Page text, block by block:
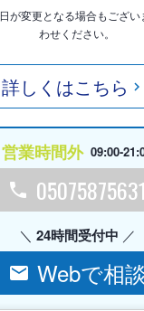
が変更となる場合もござ
わせください。
詳しくはこちら
営業時間外 09:00-
05075875631
24時間受付中
Webで相